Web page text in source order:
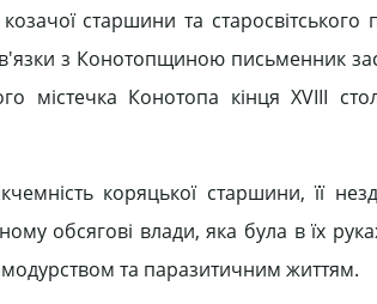
старшини та старосвітського
з Конотопщиною письменник
містечка Конотопа кінця XVIII
коряцької старшини, її
обсягові влади, яка була в їх
та паразитичним життям.